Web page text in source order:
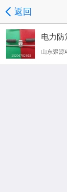
返回
电力
山东聚源